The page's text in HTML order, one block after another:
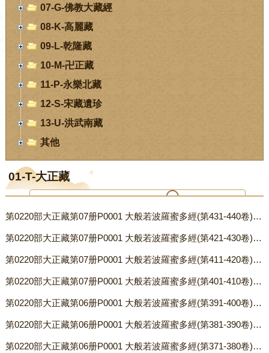
07-G-佛教大藏經
08-K-高麗藏
09-L-乾隆藏
10-M-卍正藏
11-P-永樂北藏
12-S-宋藏遺珍
13-U-洪武南藏
其他
01-T-大正藏
您当前位置：首页-数字经阁-01-T-大正藏
第0220部大正藏第07册P0001 大般若波羅蜜多經(第431-440卷) 〖唐 玄奘譯〗.txt
第0220部大正藏第07册P0001 大般若波羅蜜多經(第421-430卷) 〖唐 玄奘譯〗.txt
第0220部大正藏第07册P0001 大般若波羅蜜多經(第411-420卷) 〖唐 玄奘譯〗.txt
第0220部大正藏第07册P0001 大般若波羅蜜多經(第401-410卷) 〖唐 玄奘譯〗.txt
第0220部大正藏第06册P0001 大般若波羅蜜多經(第391-400卷) 〖唐 玄奘譯〗.txt
第0220部大正藏第06册P0001 大般若波羅蜜多經(第381-390卷) 〖唐 玄奘譯〗.txt
第0220部大正藏第06册P0001 大般若波羅蜜多經(第371-380卷) 〖唐 玄奘譯〗.txt